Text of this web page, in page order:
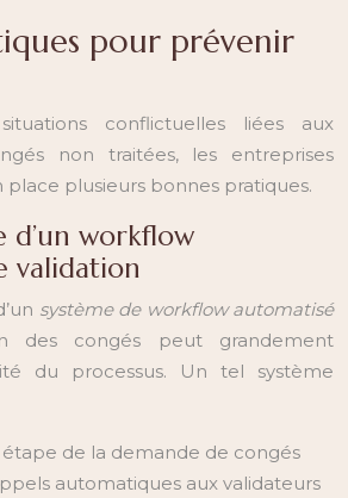
pour prévenir
conflictuelles liées aux
non traitées, les entreprises
plusieurs bonnes pratiques.
d’un workflow
validation
système de workflow automatisé
des congés peut grandement
du processus. Un tel système
de la demande de congés
automatiques aux validateurs